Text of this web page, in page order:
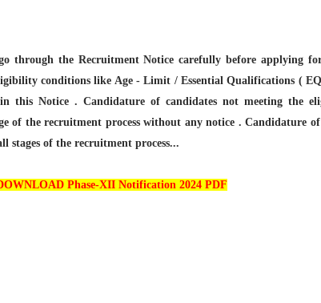
through the Recruitment Notice carefully before applying
conditions like Age - Limit / Essential Qualifications (
this Notice . Candidature of candidates not meeting the
of the recruitment process without any notice . Candidature
stages of the recruitment process...
Phase-XII Notification 2024 PDF